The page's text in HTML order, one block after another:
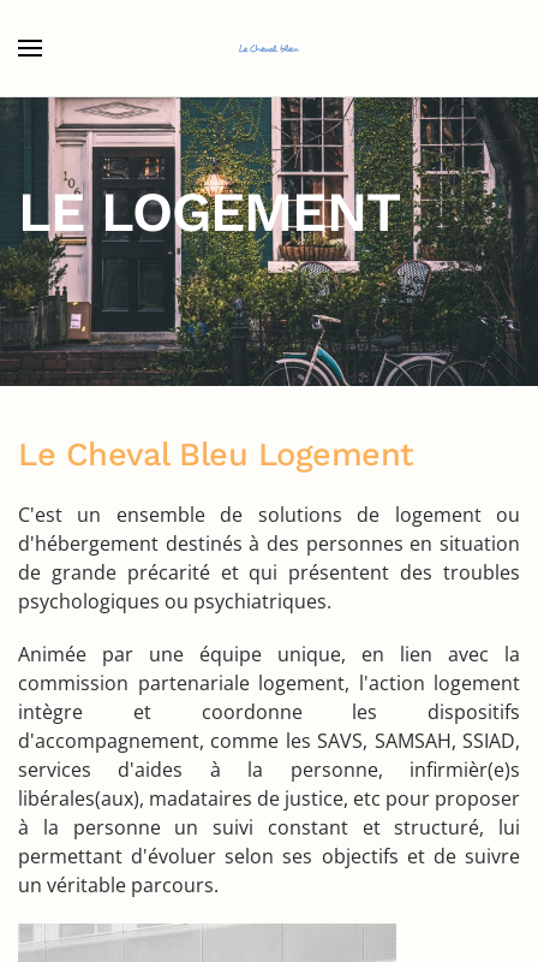
LE LOGEMENT
Le Cheval Bleu Logement
C'est un ensemble de solutions de logement ou
d'hébergement destinés à des personnes en situation
de grande précarité et qui présentent des troubles
psychologiques ou psychiatriques.
Animée par une équipe unique, en lien avec la
commission partenariale logement, l'action logement
intègre et coordonne les dispositifs
d'accompagnement, comme les SAVS, SAMSAH, SSIAD,
services d'aides à la personne, infirmièr(e)s
libérales(aux), madataires de justice, etc pour proposer
à la personne un suivi constant et structuré, lui
permettant d'évoluer selon ses objectifs et de suivre
un véritable parcours.